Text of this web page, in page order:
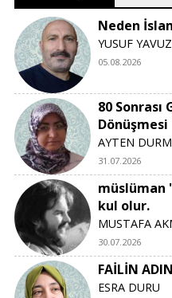
Neden
YUSUF
05.08.2026
80 Sonrası
Dönüşmesi
AYTEN
31.07.2026
müslüman
kul olur.
MUSTAFA
30.07.2026
FAİLİN
ESRA DURU